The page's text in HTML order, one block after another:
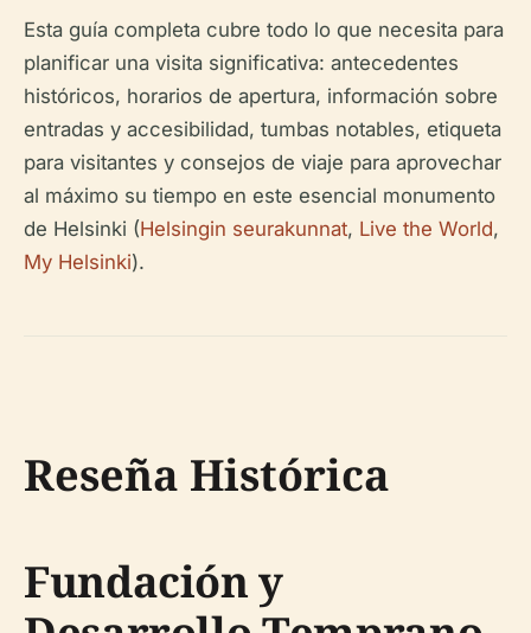
Esta guía completa cubre todo lo que necesita para
planificar una visita significativa: antecedentes
históricos, horarios de apertura, información sobre
entradas y accesibilidad, tumbas notables, etiqueta
para visitantes y consejos de viaje para aprovechar
al máximo su tiempo en este esencial monumento
de Helsinki (Helsingin seurakunnat, Live the World,
My Helsinki).
Reseña Histórica
Fundación y